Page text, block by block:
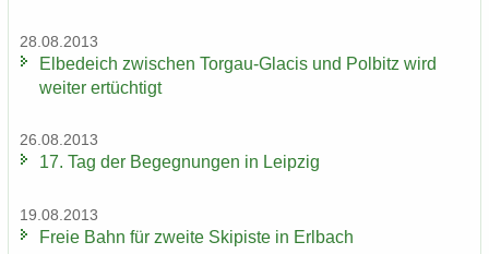
28.08.2013
El­be­deich zwi­schen Torgau-​Glacis und Pol­bitz wird
wei­ter er­tüch­tigt
26.08.2013
17. Tag der Be­geg­nun­gen in Leip­zig
19.08.2013
Freie Bahn für zwei­te Ski­pis­te in Erl­bach